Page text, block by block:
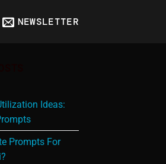
NEWSLETTER
Ideas:
Prompts For